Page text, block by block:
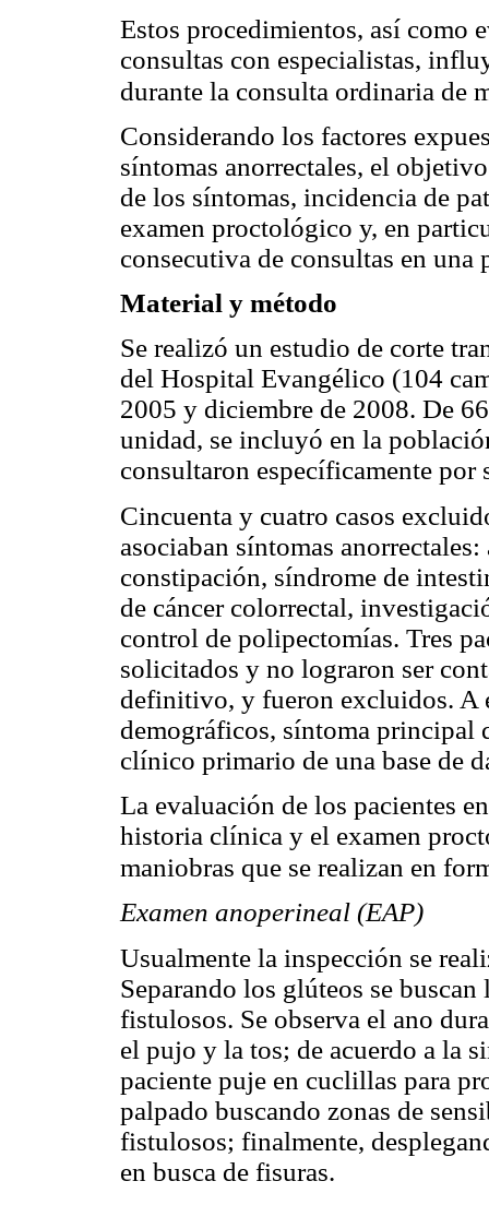
Estos procedimientos, así como
consultas con especialistas,
durante la consulta ordinaria de
Considerando los factores
síntomas anorrectales, el
de los síntomas, incidencia de
examen proctológico y, en
consecutiva de consultas en
Material y método
Se realizó un estudio de corte
del Hospital Evangélico (104
2005 y diciembre de 2008. De
unidad, se incluyó en la
consultaron específicamente por
Cincuenta y cuatro casos
asociaban síntomas
constipación, síndrome de
de cáncer colorrectal,
control de polipectomías. Tres
solicitados y no lograron ser
definitivo, y fueron excluidos. A
demográficos, síntoma
clínico primario de una base de
La evaluación de los pacientes
historia clínica y el examen
maniobras que se realizan en
Examen anoperineal (EAP)
Usualmente la inspección se
Separando los glúteos se
fistulosos. Se observa el ano
el pujo y la tos; de acuerdo a la
paciente puje en cuclillas para
palpado buscando zonas de
fistulosos; finalmente,
en busca de fisuras.